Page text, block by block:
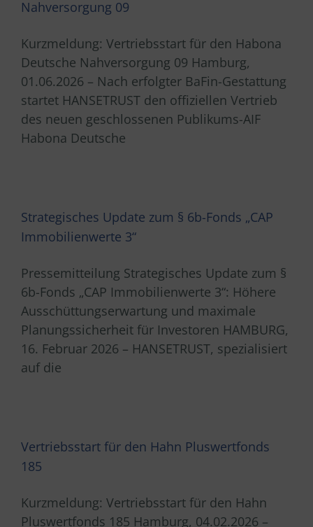
Nahversorgung 09
Kurzmeldung: Vertriebsstart für den Habona
Deutsche Nahversorgung 09 Hamburg,
01.06.2026 – Nach erfolgter BaFin-Gestattung
startet HANSETRUST den offiziellen Vertrieb
des neuen geschlossenen Publikums-AIF
Habona Deutsche
Strategisches Update zum § 6b-Fonds „CAP
Immobilienwerte 3“
Pressemitteilung Strategisches Update zum §
6b-Fonds „CAP Immobilienwerte 3“: Höhere
Ausschüttungserwartung und maximale
Planungssicherheit für Investoren HAMBURG,
16. Februar 2026 – HANSETRUST, spezialisiert
auf die
Vertriebsstart für den Hahn Pluswertfonds
185
Kurzmeldung: Vertriebsstart für den Hahn
Pluswertfonds 185 Hamburg, 04.02.2026 –